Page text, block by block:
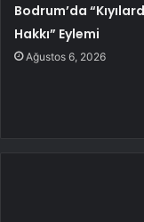
Bodrum’da
Hakkı” Eylemi
Ağustos 6, 2026